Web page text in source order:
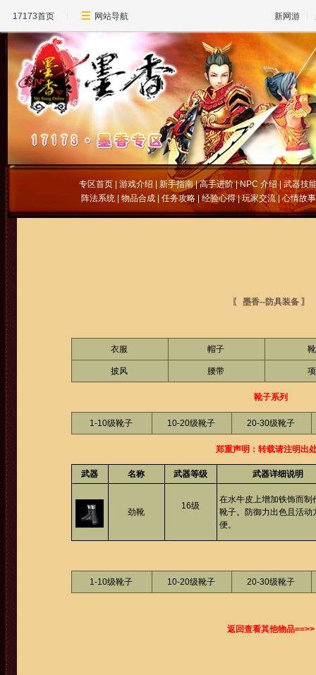
17173首页 网站导航 新网游
专区首页 |游戏介绍 |新手指南|高手进阶|NPC 介绍|武器技
阵法系统
物品合成 任务攻略 经验心得|玩家交流|心情故事
〖 墨香--防具装备 〗
衣服 帽子
披风 腰带
靴子系列
1-10级靴子 10-20级靴子 20-30级靴子
郑重声明：转载请注明出
武器 名称 武器等级 武器详细说明
劲靴
16级
在水牛皮上增加铁饰而制
靴子。防御力出色且活动
便。
1-10级靴子 10-20级靴子 20-30级靴子
返回查看其他物品==>>